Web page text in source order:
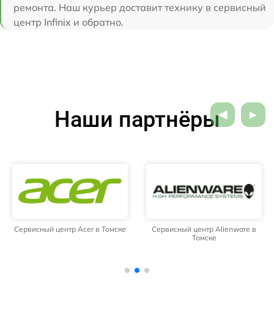
ремонта. Наш курьер доставит технику в сервисный
центр Infinix и обратно.
Наши партнёры
Сервисный центр Acer в Томске
Сервисный центр Alienware в
Томске